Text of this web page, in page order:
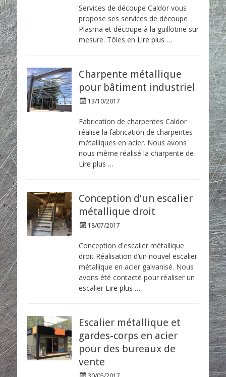
s
e
d
o
Services de découpe Caldor vous
propose ses services de découpe
Plasma et découpe à la guillotine sur
mesure. Tôles en Lire plus …
Charpente métallique
pour bâtiment industriel
P
s
e
d
o
n
13/10/2017
Fabrication de charpentes Caldor
réalise la fabrication de charpentes
métalliques en acier. Nous avons
nous même réalisé la charpente de
Lire plus …
Conception d’un escalier
métallique droit
P
s
e
d
o
n
18/07/2017
Conception d'escalier métallique
droit Réalisation d’un nouvel escalier
métallique en acier galvanisé. Nous
avons été contacté pour réaliser un
escalier Lire plus …
Escalier métallique et
gardes-corps en acier
pour des bureaux de
vente
P